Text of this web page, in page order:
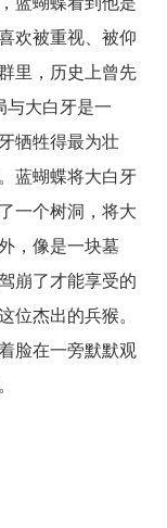
欢被重视、被仰
里，历史上曾先
与大白牙是一
牺牲得最为壮
蓝蝴蝶将大白牙
一个树洞，将大
，像是一块墓
崩了才能享受的
位杰出的兵猴。
脸在一旁默默观